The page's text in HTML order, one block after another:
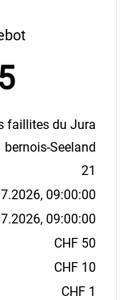
faillites du Jura
bernois-Seeland
21
09:00:00
09:00:00
CHF 50
CHF 10
CHF 1